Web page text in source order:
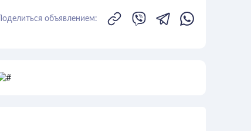
Поделиться объявлением: